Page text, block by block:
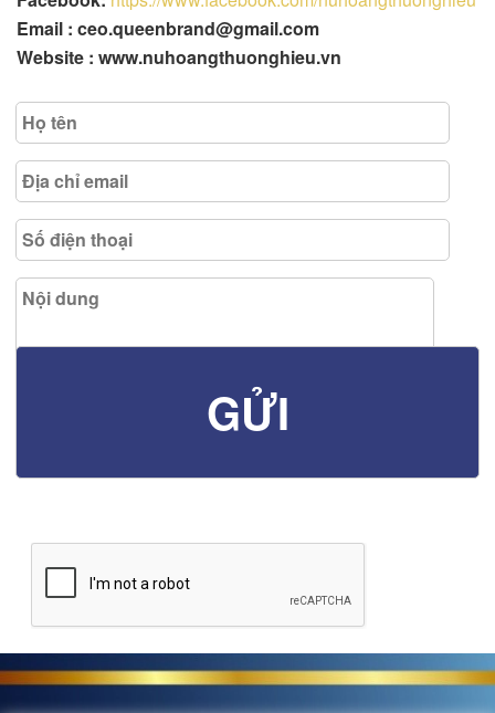
Email : ceo.queenbrand@gmail.com
Website : www.nuhoangthuonghieu.vn